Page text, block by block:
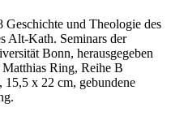
und Theologie des
Alt-Kath. Seminars der
Bonn, herausgegeben
Ring, Reihe B
x 22 cm, gebundene